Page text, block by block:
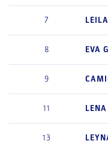
7 LEILA
8 EVA
9
11 LENA
13